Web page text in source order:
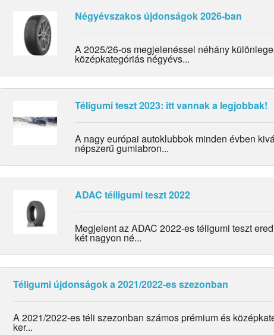
Négyévszakos újdonságok 2026-ban
A 2025/26-os megjelenéssel néhány
középkategóriás négyévs...
Téligumi teszt 2023: itt vannak a legjobbak!
A nagy európai autoklubbok minden évben
népszerű gumiabron...
ADAC téiligumi teszt 2022
Megjelent az ADAC 2022-es téligumi teszt
két nagyon né...
Téligumi újdonságok a 2021/2022-es szezonban
A 2021/2022-es téli szezonban számos prémium és
ker...